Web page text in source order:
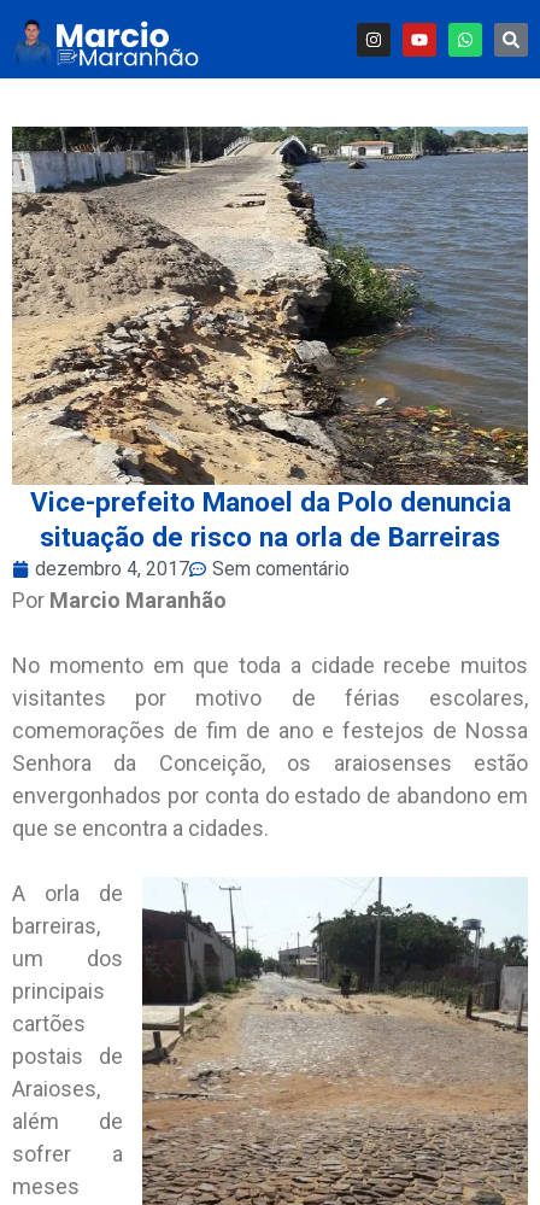
Vice-prefeito Manoel da Polo denuncia
situação de risco na orla de Barreiras
dezembro 4, 2017 Sem comentário
Por Marcio Maranhão
No momento em que toda a cidade recebe muitos
visitantes por motivo de férias escolares,
comemorações de fim de ano e festejos de Nossa
Senhora da Conceição, os araiosenses estão
envergonhados por conta do estado de abandono em
que se encontra a cidades.
A orla de
barreiras,
um dos
principais
cartões
postais de
Araioses,
além de
sofrer a
meses